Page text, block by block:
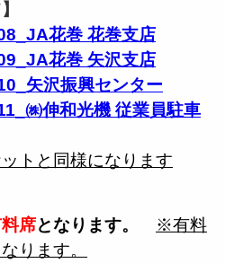
花巻 花巻支店
花巻 矢沢支店
矢沢振興センター
㈱伸和光機 従業員駐車
トと同様になります
席となります。
※有料
ります。